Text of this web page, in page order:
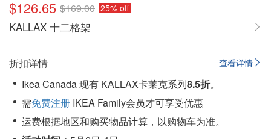
$126.65 $169.00 25% off
KALLAX 十二格架
查看详情
折扣详情
Ikea Canada 现有 KALLAX卡莱克系列8.5折。
需免费注册 IKEA Family会员才可享受优惠
运费根据地区和购买物品计算，以购物车为准。